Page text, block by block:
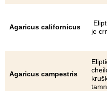
Agaricus californicus
je
Agaricus campestris